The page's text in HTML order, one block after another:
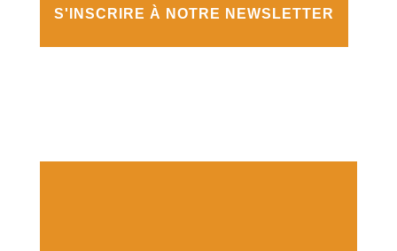
S'INSCRIRE À NOTRE NEWSLETTER